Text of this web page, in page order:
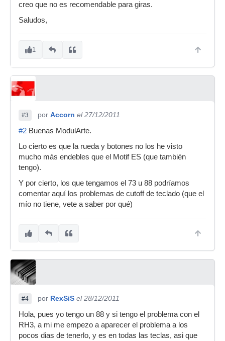
creo que no es recomendable para giras.
Saludos,
1
#3 por Accorn el 27/12/2011
#2 Buenas ModulArte.
Lo cierto es que la rueda y botones no los he visto
mucho más endebles que el Motif ES (que también
tengo).
Y por cierto, los que tengamos el 73 u 88 podríamos
comentar aquí los problemas de cutoff de teclado (que el
mío no tiene, vete a saber por qué)
#4 por RexSiS el 28/12/2011
Hola, pues yo tengo un 88 y si tengo el problema con el
RH3, a mi me empezo a aparecer el problema a los
pocos dias de tenerlo, y es en todas las teclas, asi que